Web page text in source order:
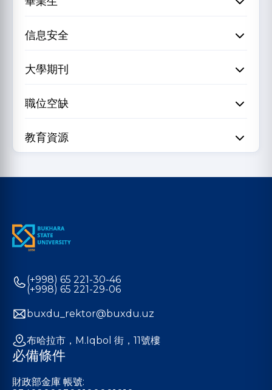
信息安全
大學期刊
職位空缺
教育資源
(+998) 65 221-30-46
(+998) 65 221-29-06
buxdu_rektor@buxdu.uz
布哈拉市，M.Iqbol 街，11號樓
必備條件
財政部金庫 帳號: